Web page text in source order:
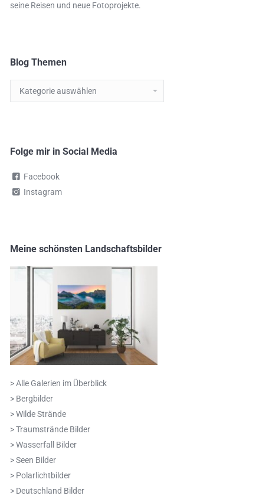
seine Reisen und neue Fotoprojekte.
Blog Themen
Blog
Themen
Folge mir in Social Media
Facebook
Instagram
Meine schönsten Landschaftsbilder
> Alle Galerien im Überblick
> Bergbilder
> Wilde Strände
> Traumstrände Bilder
> Wasserfall Bilder
> Seen Bilder
> Polarlichtbilder
> Deutschland Bilder